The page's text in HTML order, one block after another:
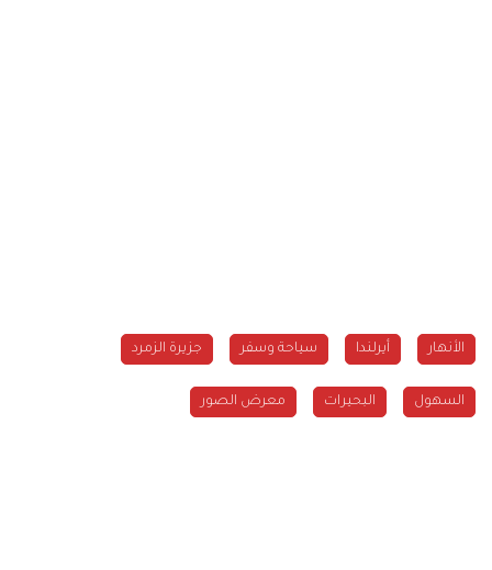
الأنهار أيرلندا سياحة وسفر جزيرة الزمرد
السهول البحيرات معرض الصور